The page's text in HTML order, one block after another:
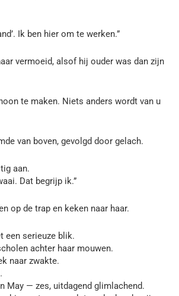
Ik ben hier om te werken.”
vermoeid, alsof hij ouder was dan zijn
te maken. Niets anders wordt van u
van boven, gevolgd door gelach.
aan.
Dat begrijp ik.”
op de trap en keken naar haar.
een serieuze blik.
achter haar mouwen.
naar zwakte.
May — zes, uitdagend glimlachend.